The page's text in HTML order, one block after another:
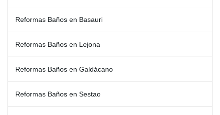
Reformas Baños en Basauri
Reformas Baños en Lejona
Reformas Baños en Galdácano
Reformas Baños en Sestao